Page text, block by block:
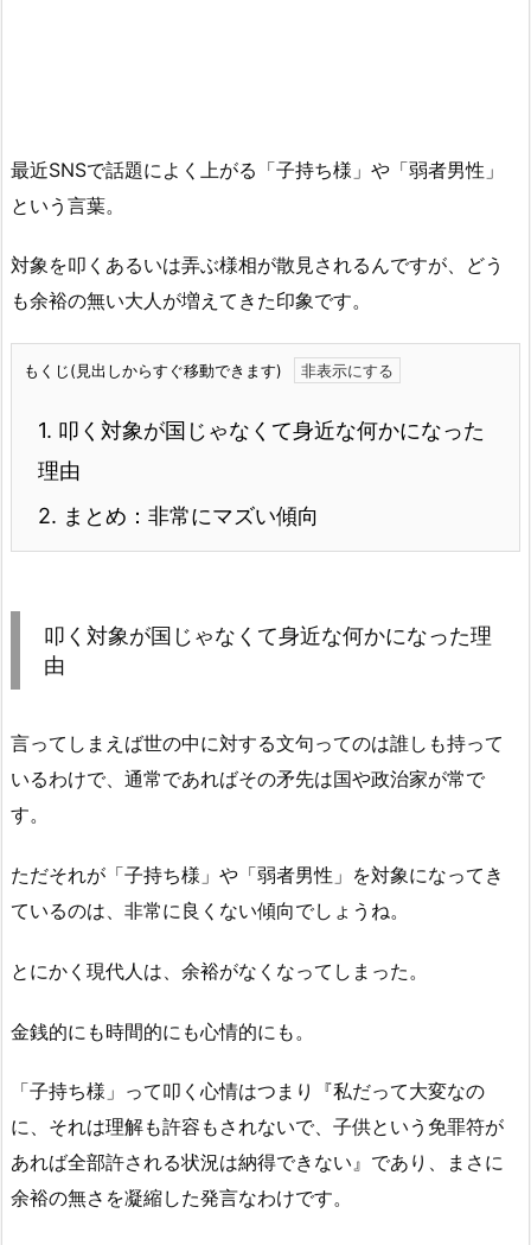
最近SNSで話題によく上がる「子持ち様」や「弱者男性」
という言葉。
対象を叩くあるいは弄ぶ様相が散見されるんですが、どう
も余裕の無い大人が増えてきた印象です。
もくじ(見出しからすぐ移動できます)
1. 叩く対象が国じゃなくて身近な何かになった
理由
2. まとめ：非常にマズい傾向
叩く対象が国じゃなくて身近な何かになった理
由
言ってしまえば世の中に対する文句ってのは誰しも持って
いるわけで、通常であればその矛先は国や政治家が常で
す。
ただそれが「子持ち様」や「弱者男性」を対象になってき
ているのは、非常に良くない傾向でしょうね。
とにかく現代人は、余裕がなくなってしまった。
金銭的にも時間的にも心情的にも。
「子持ち様」って叩く心情はつまり『私だって大変なの
に、それは理解も許容もされないで、子供という免罪符が
あれば全部許される状況は納得できない』であり、まさに
余裕の無さを凝縮した発言なわけです。